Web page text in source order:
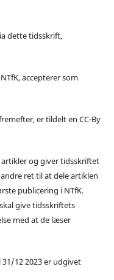
dette tidsskrift,
accepterer som
er tildelt en CC-By
og giver tidsskriftet
ret til at dele artiklen
publicering i NTfK.
give tidsskriftets
med at de læser
12 2023 er udgivet